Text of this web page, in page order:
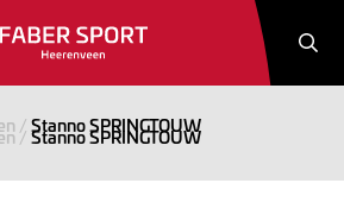
/ Stanno SPRINGTOUW
/ Stanno SPRINGTOUW